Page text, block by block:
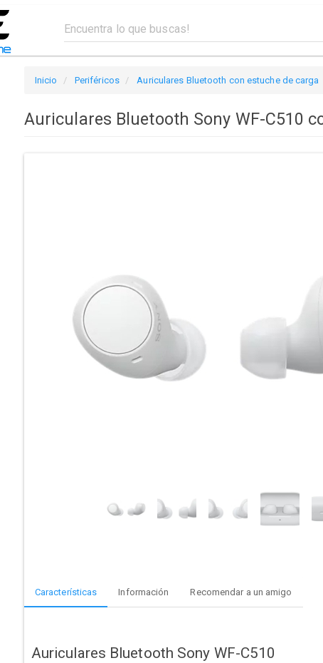
Inicio Periféricos Auriculares Bluetooth con estuche de carga
Auriculares Bluetooth Sony WF-C510
Características Información Recomendar a un amigo
Auriculares Bluetooth Sony WF-C510